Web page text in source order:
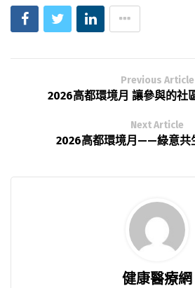
Previous Article
2026高都環境月 讓參與的社
Next Article
2026高都環境月——綠意共
健康醫療網